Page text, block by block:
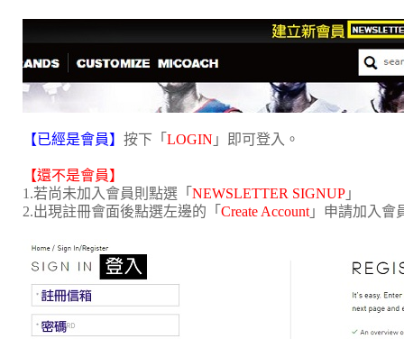
【已經是會員】 按下「 LOGIN 」即可登入。
【還不是會員】
1.若尚未加入會員則點選「 NEWSLETTER SIGNUP 」
2.出現註冊會面後點選左邊的「 Create Account 」申請加入會